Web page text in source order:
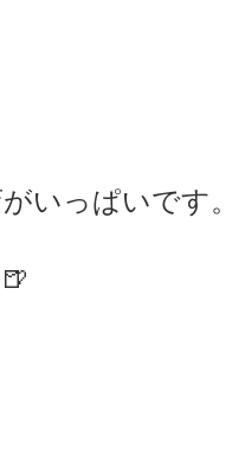
いっぱいです。